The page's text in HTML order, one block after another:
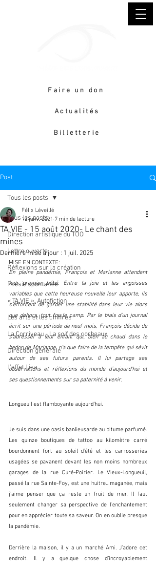
Faire un don
Actualités
Billetterie
Post
Tous les posts
Direction artistique du TOO
Lettre ouverte
Réflexions sur la création
Poésie spontanée
« TA VIE », Autofiction
Les arts et les chiffres
La Corriveau - La soif des corbeaux
Direction générale
L'effet Lisa
Tous les posts
TA VIE - 15 août 2020- Le chant des
mines
Félix Léveillé
12 janv. 2021 7 min de lecture
Dernière mise à jour : 1 juil. 2025
MISE EN CONTEXTE:
En pleine pandémie, François et Marianne attendent
leur premier bébé. Entre la joie et les angoisses
variables que cette heureuse nouvelle leur apporte, ils
s’efforcent de garder une stabilité dans leur vie alors
que dehors, tout fou le camp. Par le biais d’un journal
écrit sur une période de neuf mois, François décide de
s’adresser à leur enfant qui, bien au chaud dans le
bedon de Marianne, n’a que faire de la tempête qui sévit
autour de ses futurs parents. Il lui partage ses
observations et réflexions du monde d’aujourd’hui et
ses questionnements sur sa paternité à venir.
Longueuil est flamboyante aujourd’hui.
Je suis dans une oasis banlieusarde au bitume parfumé.
Les quinze boutiques de tattoo au kilomètre carré
bourdonnent fort au soleil d’été et les carrosseries
usagées se pavanent devant les non moins nombreux
garages de la rue Curé-Poirier. Le Vieux-Longueuil,
passé la rue Sainte-Foy, est une huitre…maganée, mais
j’aime penser que ça reste un fruit de mer. Il faut
seulement changer sa perspective de l’enchantement
pour en apprécier toute sa saveur. On en oublie presque
la pandémie.
Derrière la maison, il y a un marché Ami. J’adore cet
endroit. Il y a quelque chose d’incroyablement